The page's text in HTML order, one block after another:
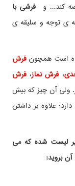
کند... و فرشی با
ی توجه و سلیقه ی
است همچونفرش
، فرش نماز، فرش
ولی آن چیز که بیش
علاوه بر داشتن
لیست شده که می
بروید: